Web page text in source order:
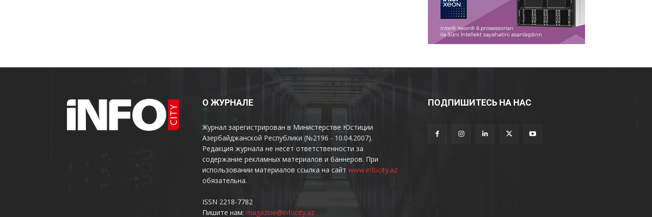
О ЖУРНАЛЕ
Журнал зарегистрирован в Министерстве Юстиции
Азербайджанской Республики (№2196 - 10.04.2007).
Редакция журнала не несет ответственности за
содержание рекламных материалов и баннеров. При
использовании материалов ссылка на сайт www.infocity.az
обязательна.
ISSN 2218-7782
Пишите нам: magazine@infocity.az
ПОДПИШИТЕСЬ НА НАС